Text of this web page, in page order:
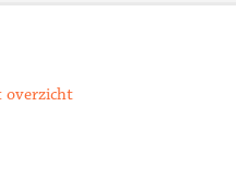
overzicht